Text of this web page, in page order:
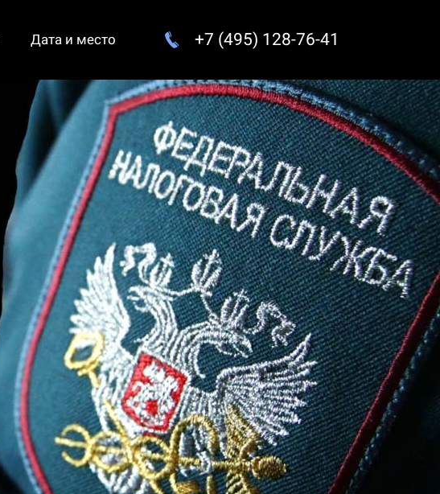
Дата и место +7 (495) 128-76-41